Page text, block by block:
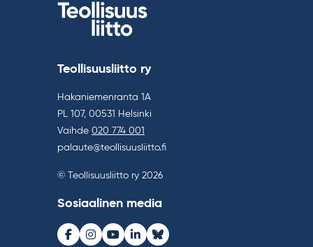
Teollisuusliitto ry
Hakaniemenranta 1A
PL 107, 00531 Helsinki
Vaihde 020 774 001
palaute@teollisuusliitto.fi
© Teollisuusliitto ry 2026
Sosiaalinen media
Facebook
Instagram
Youtube
LinkedInBluesky